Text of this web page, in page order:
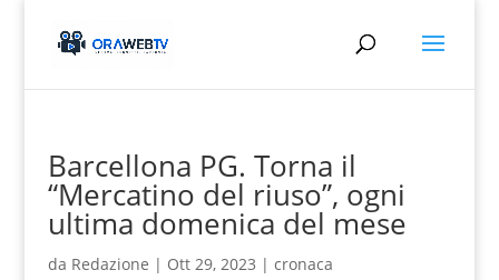
Barcellona PG. Torna il
“Mercatino del riuso”, ogni
ultima domenica del mese
da Redazione | Ott 29, 2023 | cronaca